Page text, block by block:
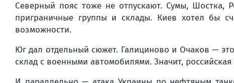
Северный пояс тоже не отпускают. Сумы, Шостка,
приграничные группы и склады. Киев хотел бы
возможности.
Юг дал отдельный сюжет. Галициново и Очаков —
склад с военными автомобилями. Значит,